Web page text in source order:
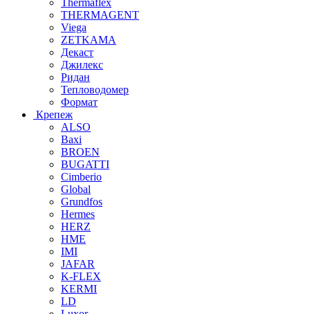
THERMAGENT
Viega
ZETKAMA
Декаст
Джилекс
Ридан
Тепловодомер
Формат
Крепеж
ALSO
Baxi
BROEN
BUGATTI
Cimberio
Global
Grundfos
Hermes
HERZ
HME
IMI
JAFAR
K-FLEX
KERMI
LD